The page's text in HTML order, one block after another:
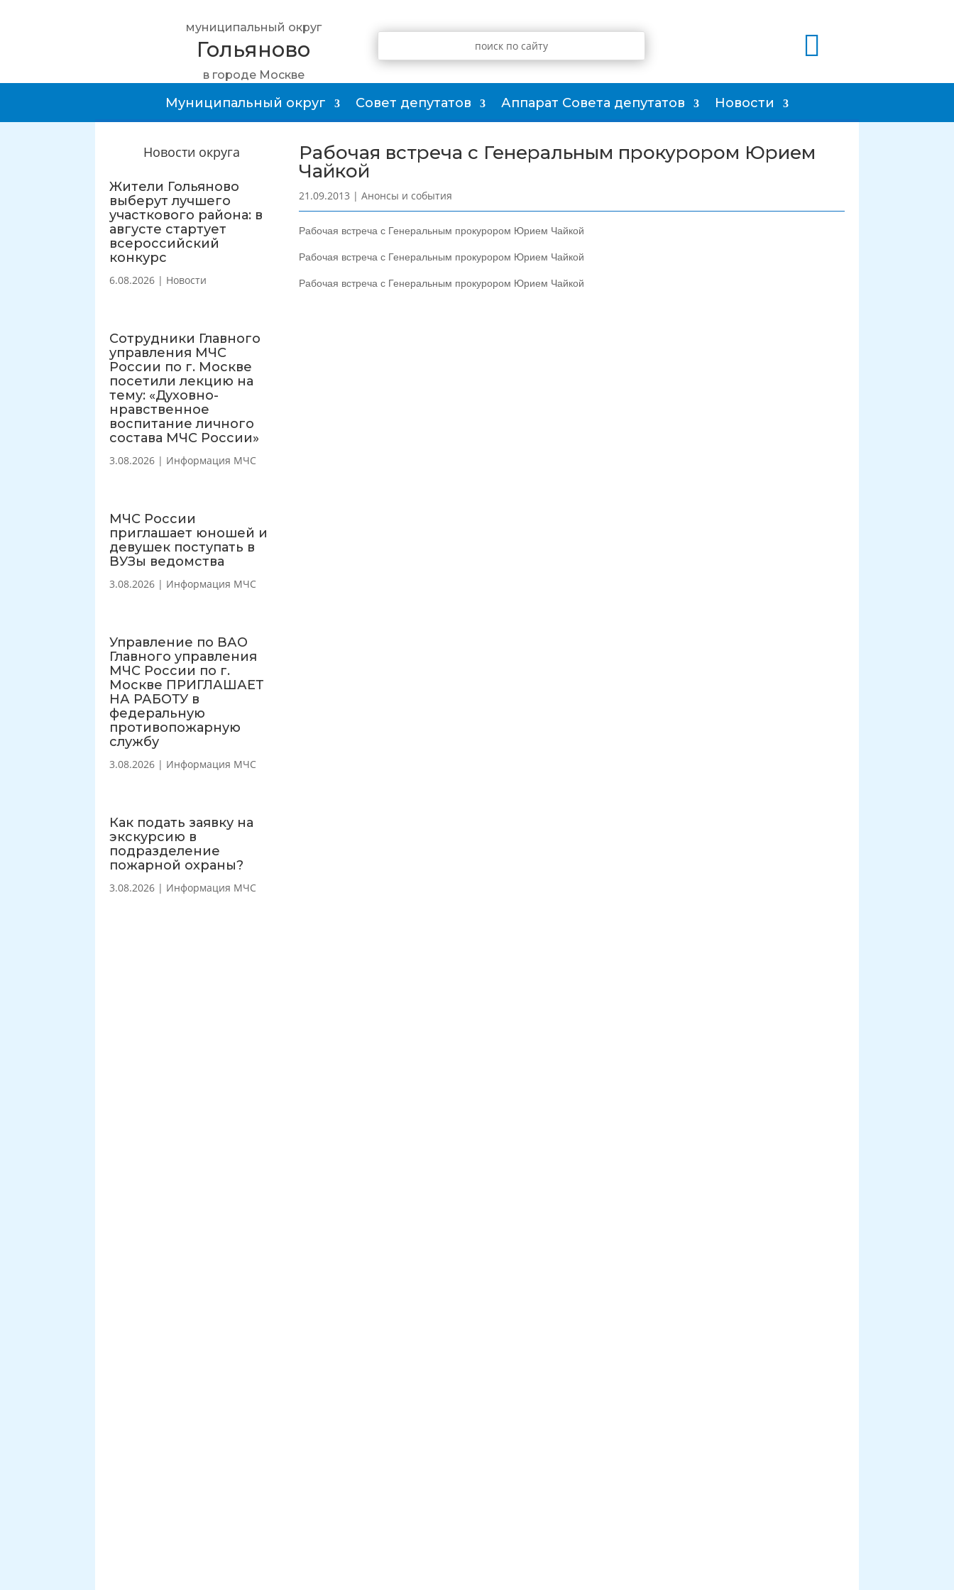
муниципальный округ
Гольяново
в городе Москве

Муниципальный округ Совет депутатов Аппарат Совета депутатов Новости
Новости округа
Жители Гольяново
выберут лучшего
участкового района: в
августе стартует
всероссийский
конкурс
6.08.2026 | Новости
Сотрудники Главного
управления МЧС
России по г. Москве
посетили лекцию на
тему: «Духовно-
нравственное
воспитание личного
состава МЧС России»
3.08.2026 | Информация МЧС
МЧС России
приглашает юношей и
девушек поступать в
ВУЗы ведомства
3.08.2026 | Информация МЧС
Управление по ВАО
Главного управления
МЧС России по г.
Москве ПРИГЛАШАЕТ
НА РАБОТУ в
федеральную
противопожарную
службу
3.08.2026 | Информация МЧС
Как подать заявку на
экскурсию в
подразделение
пожарной охраны?
3.08.2026 | Информация МЧС
Рабочая встреча с Генеральным прокурором Юрием
Чайкой
21.09.2013 | Анонсы и события
Рабочая встреча с Генеральным прокурором Юрием Чайкой
Рабочая встреча с Генеральным прокурором Юрием Чайкой
Рабочая встреча с Генеральным прокурором Юрием Чайкой